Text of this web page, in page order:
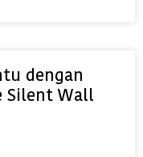
dengan
Silent Wall